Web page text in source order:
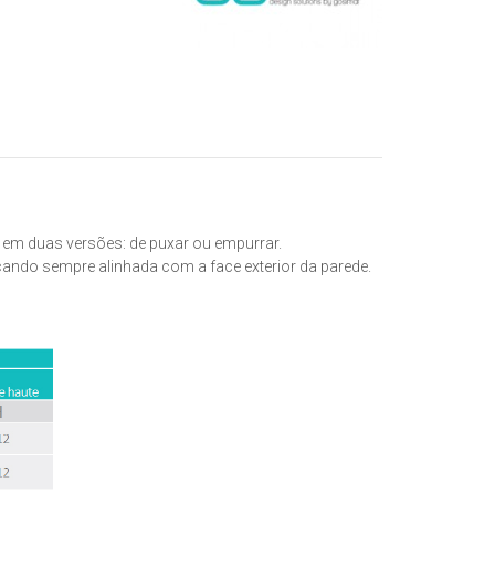
duas versões: de puxar ou empurrar.
sempre alinhada com a face exterior da parede.